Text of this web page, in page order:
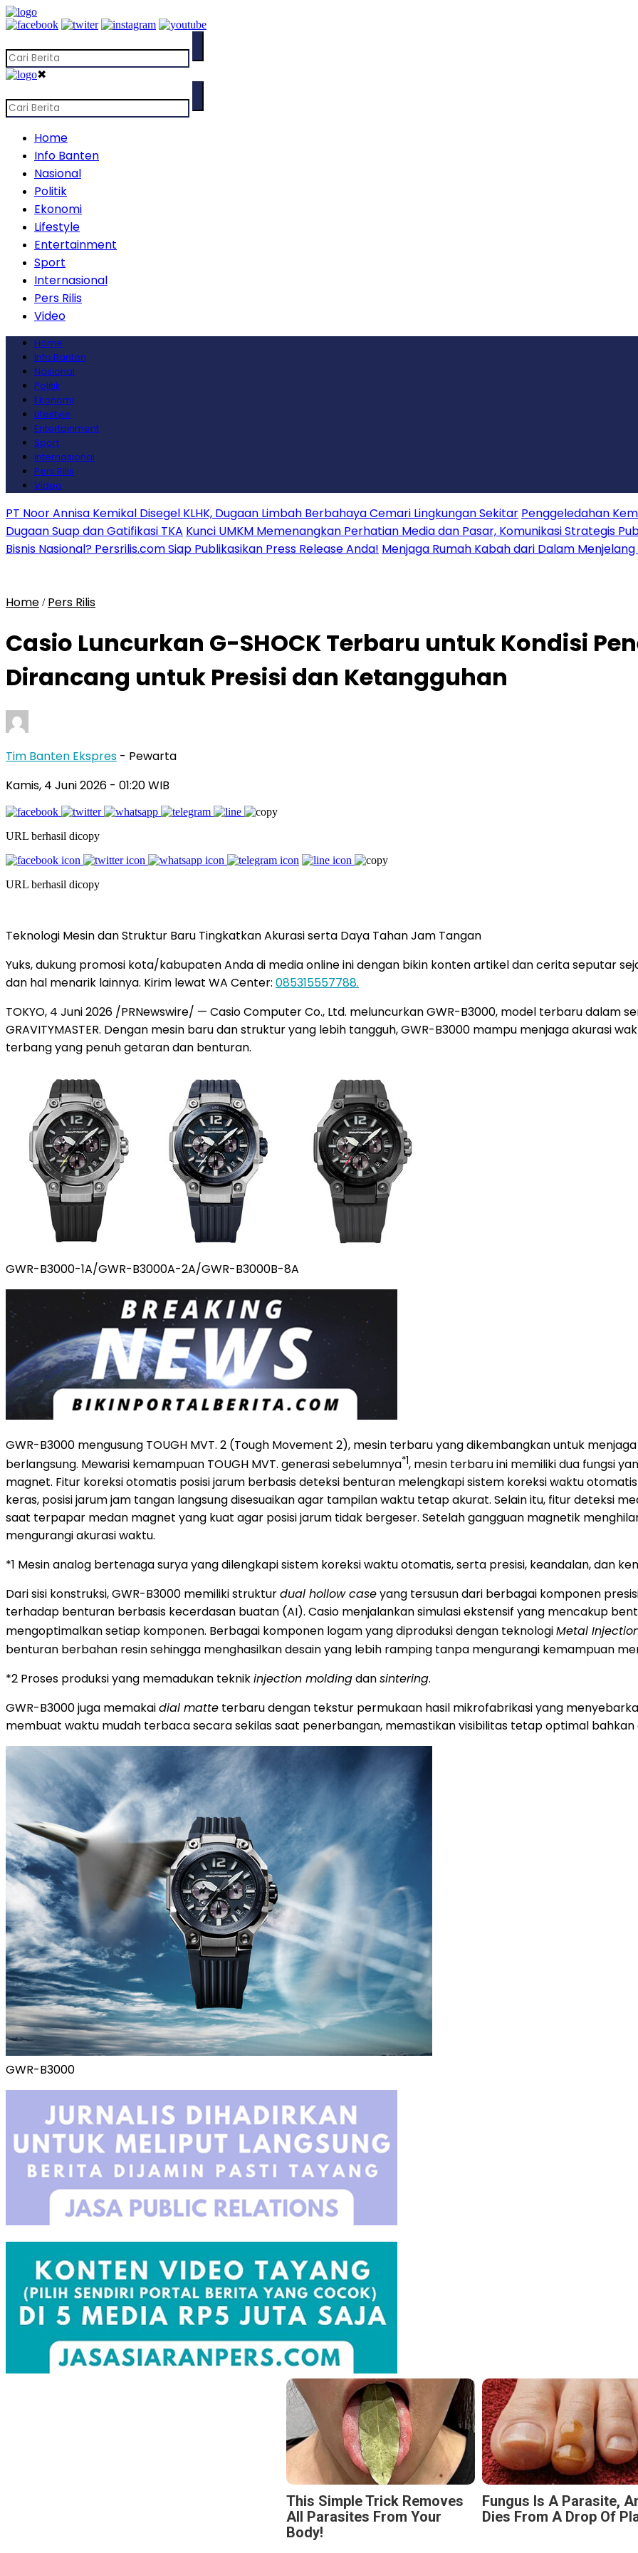
✖
Home
Info Banten
Nasional
Politik
Ekonomi
Lifestyle
Entertainment
Sport
Internasional
Pers Rilis
Video
Home
Info Banten
Nasional
Politik
Ekonomi
Lifestyle
Entertainment
Sport
Internasional
Pers Rilis
Video
PT Noor Annisa Kemikal Disegel KLHK, Dugaan Limbah Berbahaya Cemari Lingkungan Sekitar Penggeledahan
Dugaan Suap dan Gatifikasi TKA Kunci UMKM Memenangkan Perhatian Media dan Pasar, Komunikasi Strategis
Bisnis Nasional? Persrilis.com Siap Publikasikan Press Release Anda! Menjaga Rumah Kabah dari Dalam
Home / Pers Rilis
Casio Luncurkan G-SHOCK Terbaru untuk Kondisi
Dirancang untuk Presisi dan Ketangguhan
Tim Banten Ekspres - Pewarta
Kamis, 4 Juni 2026 - 01:20 WIB
URL berhasil dicopy
URL berhasil dicopy
Teknologi Mesin dan Struktur Baru Tingkatkan Akurasi serta Daya Tahan Jam Tangan
Yuks, dukung promosi kota/kabupaten Anda di media online ini dengan bikin konten artikel dan cerita seputar
dan hal menarik lainnya. Kirim lewat WA Center: 085315557788.
TOKYO, 4 Juni 2026 /PRNewswire/ — Casio Computer Co., Ltd. meluncurkan GWR-B3000, model terbaru dalam
GRAVITYMASTER. Dengan mesin baru dan struktur yang lebih tangguh, GWR-B3000 mampu menjaga akurasi
terbang yang penuh getaran dan benturan.
GWR-B3000-1A/GWR-B3000A-2A/GWR-B3000B-8A
GWR-B3000 mengusung TOUGH MVT. 2 (Tough Movement 2), mesin terbaru yang dikembangkan untuk
berlangsung. Mewarisi kemampuan TOUGH MVT. generasi sebelumnya*1, mesin terbaru ini memiliki dua fungsi
magnet. Fitur koreksi otomatis posisi jarum berbasis deteksi benturan melengkapi sistem koreksi waktu
keras, posisi jarum jam tangan langsung disesuaikan agar tampilan waktu tetap akurat. Selain itu, fitur deteksi
saat terpapar medan magnet yang kuat agar posisi jarum tidak bergeser. Setelah gangguan magnetik
mengurangi akurasi waktu.
*1 Mesin analog bertenaga surya yang dilengkapi sistem koreksi waktu otomatis, serta presisi, keandalan, dan
Dari sisi konstruksi, GWR-B3000 memiliki strukturdual hollow caseyang tersusun dari berbagai komponen
terhadap benturan berbasis kecerdasan buatan (AI). Casio menjalankan simulasi ekstensif yang mencakup
mengoptimalkan setiap komponen. Berbagai komponen logam yang diproduksi dengan teknologiMetal
benturan berbahan resin sehingga menghasilkan desain yang lebih ramping tanpa mengurangi kemampuan
*2 Proses produksi yang memadukan teknikinjection moldingdansintering.
GWR-B3000 juga memakaidial matte terbaru dengan tekstur permukaan hasil mikrofabrikasi yang
membuat waktu mudah terbaca secara sekilas saat penerbangan, memastikan visibilitas tetap optimal bahkan
GWR-B3000
This Simple Trick Removes
All Parasites From Your
Body!
Fungus Is A Parasite,
Dies From A Drop Of